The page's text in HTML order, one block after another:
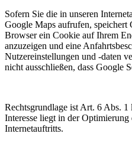
Sofern Sie die in unseren
Google Maps aufrufen, speichert
Browser ein Cookie auf Ihrem
anzuzeigen und eine
Nutzereinstellungen und -daten
nicht ausschließen, dass Google
Rechtsgrundlage ist Art. 6 Abs.
Interesse liegt in der
Internetauftritts.